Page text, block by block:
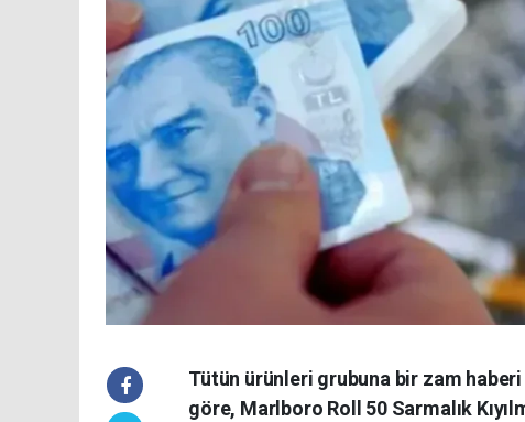
Tütün ürünleri grubuna bir zam
göre, Marlboro Roll 50 Sarmalık